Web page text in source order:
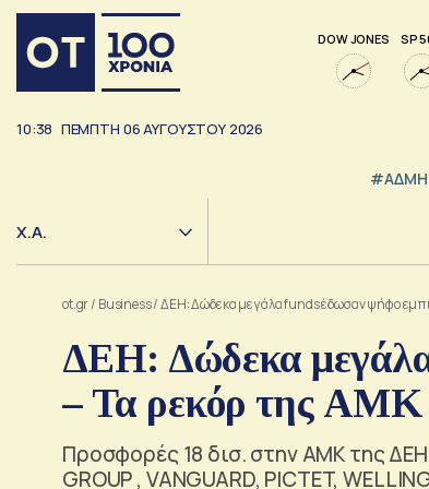
DOW JONES SP
10:38 ΠΕΜΠΤΗ 06ΑΥΓΟΥΣΤΟΥ 2026
Χ.Α.
ot.gr/ Business/ΔΕΗ: Δώδεκα μεγάλα funds έδωσαν ψήφο
ΔΕΗ: Δώδεκα
– Τα ρεκόρ της ΑΜΚ
Προσφορές 18 δισ. στην ΑΜΚ της ΔΕΗ
GROUP , VANGUARD, PICTET,